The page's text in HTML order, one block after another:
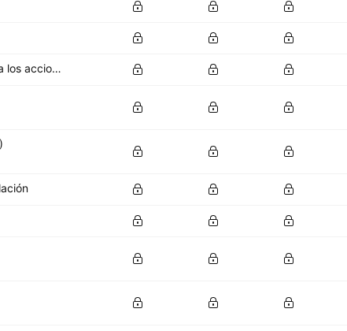
Ingresos netos diluidos disponibles para los accionistas ordinarios